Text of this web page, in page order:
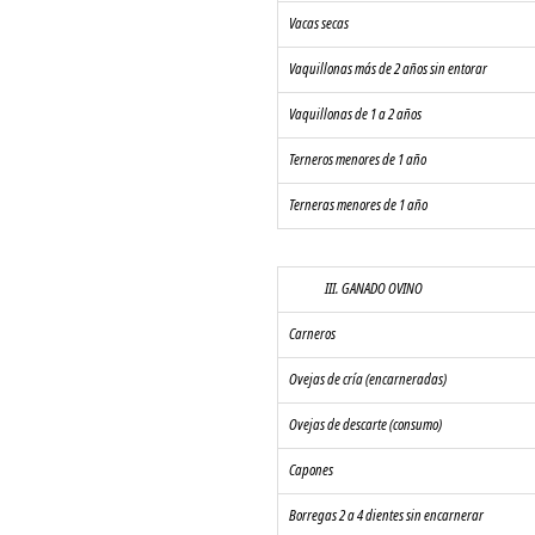
Vacas secas
Vaquillonas más de 2 años sin entorar
Vaquillonas de 1 a 2 años
Terneros menores de 1 año
Terneras menores de 1 año
III. GANADO OVINO
Carneros
Ovejas de cría (encarneradas)
Ovejas de descarte (consumo)
Capones
Borregas 2 a 4 dientes sin encarnerar